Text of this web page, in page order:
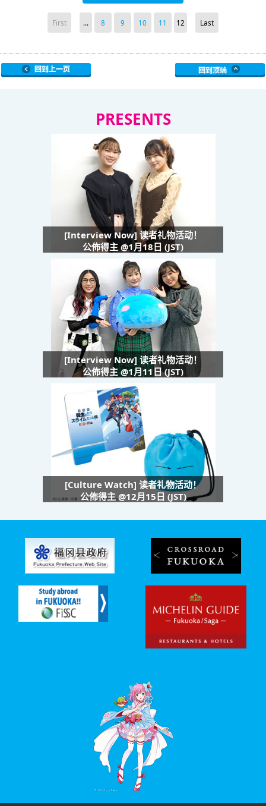
First ... 8 9 10 11 12 Last
PRESENTS
[Interview Now] 读者礼物活动！
公佈得主 @1月18日 (JST)
[Interview Now] 读者礼物活动！
公佈得主 @1月11日 (JST)
[Culture Watch] 读者礼物活动！
公佈得主 @12月15日 (JST)